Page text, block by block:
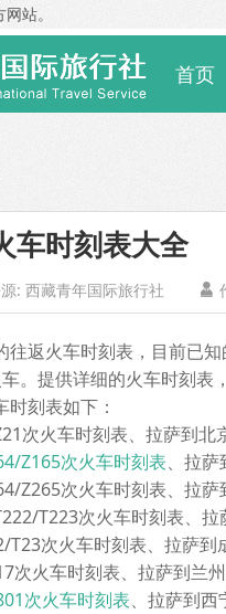
站。
首页
车时刻表大全
: 西藏青年国际旅行社 
火车时刻表，目前已知
。提供详细的火车时刻表
刻表如下：
火车时刻表、拉萨到北
Z165次火车时刻表、拉萨
次火车时刻表、拉萨
T223次火车时刻表、拉
次火车时刻表、拉萨到
火车时刻表、拉萨到兰州
次火车时刻表、拉萨到西